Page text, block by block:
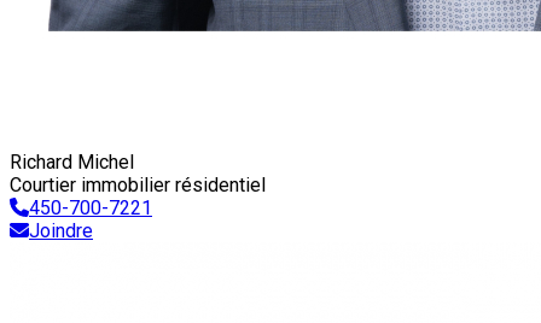
Richard Michel
Courtier immobilier résidentiel
450-700-7221
Joindre